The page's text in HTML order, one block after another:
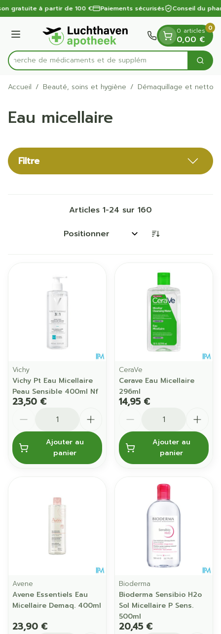
Aller au contenu
1 de 1
gratuite à partir de 100 € Paiements sécurisés Conseil du
Menu
Rechercher
Recherche de médica
0 articles
0,00 €
0
Accueil / Beauté, soins et hygiène / Démaquillage et
Eau micellaire
Filtre
Articles 1-24 sur 160
Trier par:
Vichy
Vichy Pt Eau Micellaire
Peau Sensible 400ml Nf
23,50 €
Ajouter au
panier
CeraVe
Cerave Eau Micellaire
296ml
14,95 €
Ajouter au
panier
Avene
Avene Essentiels Eau
Micellaire Demaq. 400ml
23,90 €
Bioderma
Bioderma Sensibio H2o
Sol Micellaire P Sens.
500ml
20,45 €